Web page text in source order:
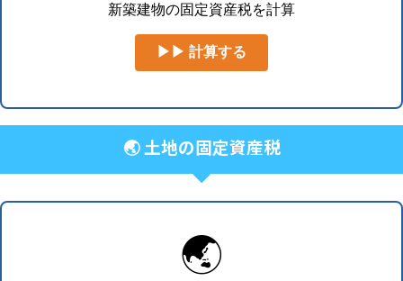
新築建物の固定資産税を計算
▶▶ 計算する
🌏 土地の固定資産税
🌏